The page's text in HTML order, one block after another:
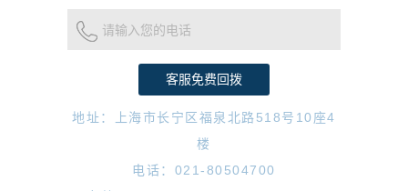
请输入您的电话
地址：上海市长宁区福泉北路518号10座4
楼
电话：021-80504700